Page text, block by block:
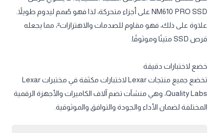
NM610 PRO SSD على أجزاء متحركة، لذا فهو صُمم ليدوم طويلاً.
علاوة على ذلك، فهو مقاوم للصدمات والاهتزازات²، مما يجعله
قرص SSD متينًا وموثوقًا.
خضع لاختبارات دقيقة
تخضع جميع منتجات Lexar لاختبارات مكثفة في مختبرات Lexar
Quality Labs، وهي منشآت تضم آلاف الكاميرات والأجهزة الرقمية
المختلفة لضمان الأداء والجودة والتوافق والموثوقية.